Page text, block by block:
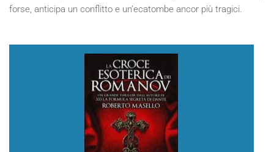
forse, anticipa un conflitto e un’ecatombe ancor più tragici.